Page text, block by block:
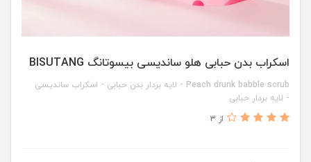
اسکراب بدن حبابی هلو ساندیسی بیسوتانگ BISUTANG
Peach drunk babble scrub - لایه بردار بدن حبابی - اسکراب ساندیسی
- لایه بردار حبابی
از 3